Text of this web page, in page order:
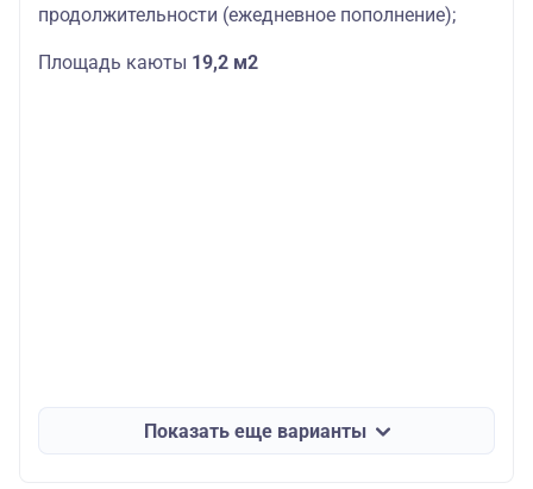
продолжительности (ежедневное пополнение);
Площадь каюты 19,2 м2
Показать еще варианты